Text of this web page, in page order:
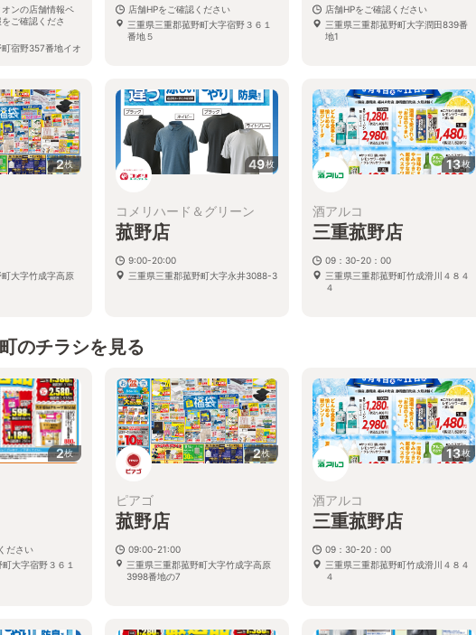
ンの店舗情報ペ
ご確認くださ
宿野357番地イオ
店舗HPをご確認ください
三重県三重郡菰野町大字宿野３６１
番地５
店舗HPをご確認ください
三重県三重郡菰野町大字潤田839番
地1
2枚
大字竹成字高原
49枚
コメリハード＆グリーン
菰野店
9:00-20:00
三重県三重郡菰野町大字永井3088-3
13枚
酒アルコ
三重菰野店
09：30-20：00
三重県三重郡菰野町竹成滑川４８４
４
のチラシを見る
2枚
ださい
大字宿野３６１
2枚
ピアゴ
菰野店
09:00-21:00
三重県三重郡菰野町大字竹成字高原
3998番地の7
13枚
酒アルコ
三重菰野店
09：30-20：00
三重県三重郡菰野町竹成滑川４８４
４